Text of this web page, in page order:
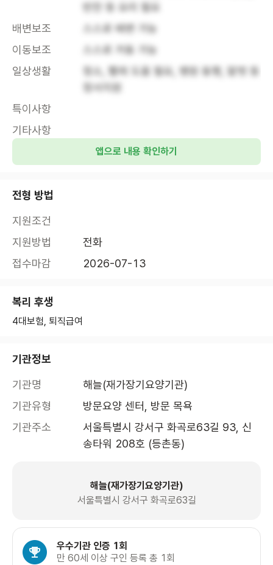
반찬 등 요리 필요
배변보조
스스로 배변 가능
이동보조
스스로 거동 가능
일상생활
청소, 빨래 도움 필요, 병원 동행, 말벗 등
정서지원
특이사항
기타사항
앱으로 내용 확인하기
전형 방법
지원조건
지원방법
전화
접수마감
2026-07-13
복리 후생
4대보험, 퇴직급여
기관정보
기관명
해늘(재가장기요양기관)
기관유형
방문요양 센터, 방문 목욕
기관주소
서울특별시 강서구 화곡로63길 93, 신
송타워 208호 (등촌동)
해늘(재가장기요양기관)
서울특별시 강서구 화곡로63길
우수기관 인증 1회
만 60세 이상 구인 등록 총 1회